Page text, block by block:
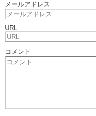
メールアドレス
URL
コメント